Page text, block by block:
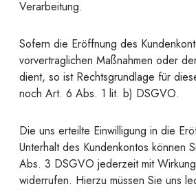
Verarbeitung.
Sofern die Eröffnung des
vorvertraglichen Maßnahmen oder
dient, so ist Rechtsgrundlage für
noch Art. 6 Abs. 1 lit. b) DSGVO.
Die uns erteilte Einwilligung in die
Unterhalt des Kundenkontos können
Abs. 3 DSGVO jederzeit mit
widerrufen. Hierzu müssen Sie uns